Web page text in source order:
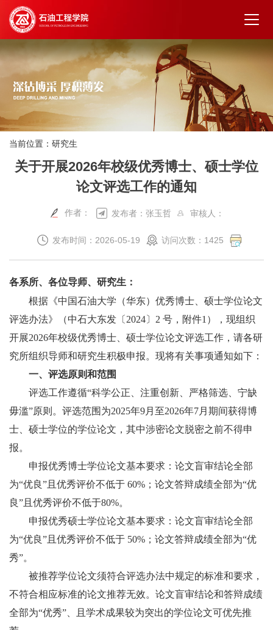
当前位置： 研究生
关于开展2026年校级优秀博士、硕士学位
论文评选工作的通知
作者： 发布者：张玉哲 审核人：
发布时间：2026-05-19 访问次数： 1425
各系所、各位导师、研究生：
根据《中国石油大学（华东）优秀博士、硕士学位论文
评选办法》（中石大东发〔 2024〕 2 号，附件1 ），现组织
开展2026年校级优秀博士、硕士学位论文评选工作，请各研
究所组织导师和研究生积极申报。现将有关事项通知如下：
一、评选原则和范围
评选工作遵循“科学公正、注重创新、严格筛选、宁缺
毋滥”原则。评选范围为2025年9月至2026年7月期间获得博
士、硕士学位的学位论文，其中涉密论文脱密之前不得申
报。
申报优秀博士学位论文基本要求：论文盲审结论全部
为“优良” 且优秀评价不低于 60% ；论文答辩成绩全部为“优
良” 且优秀评价不低于80%。
申报优秀硕士学位论文基本要求：论文盲审结论全部
为“优良” 且优秀评价不低于 50% ；论文答辩成绩全部为“优
秀”。
被推荐学位论文须符合评选办法中规定的标准和要求，
不符合相应标准的论文推荐无效。论文盲审结论和答辩成绩
全部为“优秀”、且学术成果较为突出的学位论文可优先推